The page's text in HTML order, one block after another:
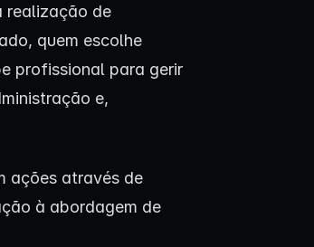
realização de
quem escolhe
profissional para gerir
e,
ações através de
à abordagem de